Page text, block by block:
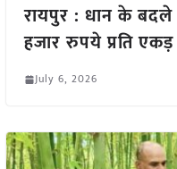
रायपुर : धान के
हजार रुपये प्रति
July 6, 2026